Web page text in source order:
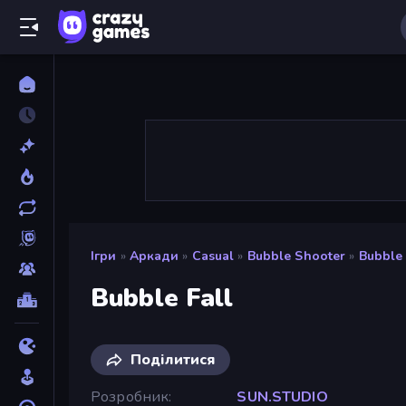
Ігри » Аркади » Casual » Bubble Shooter »
Bubble Fall
Поділитися
Розробник
SUN.STUDIO